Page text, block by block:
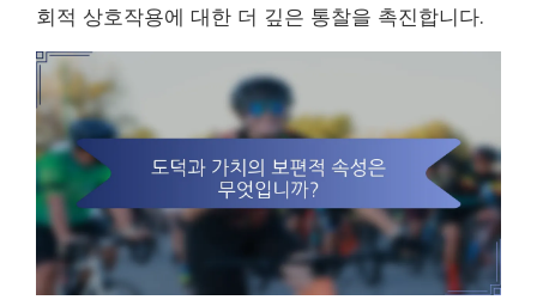
회적 상호작용에 대한 더 깊은 통찰을 촉진합니다.